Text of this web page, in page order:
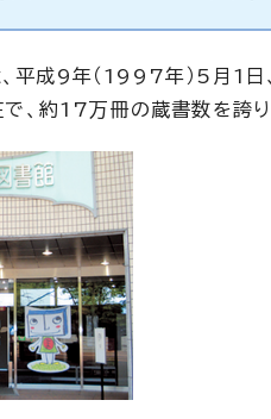
平成9年（1997年）5月1
、約17万冊の蔵書数を誇り